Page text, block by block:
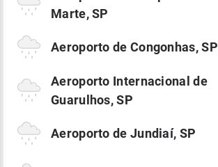
Marte, SP
Aeroporto de Congonhas, SP
Aeroporto Internacional de
Guarulhos, SP
Aeroporto de Jundiaí, SP